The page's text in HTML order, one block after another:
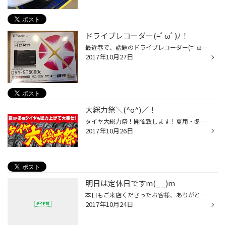
ドライブレコーダー(=ﾟωﾟ)ﾉ！
最近巷で、話題のドライブレコーダー(=ﾟωﾟ)ﾉ 玉川上水店も、入荷しました(=ﾟωﾟ)ﾉ！ ドラレコ(=ﾟωﾟ)ﾉ 写真、テカテカですが。汗 備えあれば、憂いなし。 と、言うことで いかがでしょうか？ 数に限りがございますので ご容赦下さい(=ﾟωﾟ)ﾉ！ #ドラレコ#ドライブレコーダー#タイヤ館
2017年10月27日
大総力祭＼(^o^)／！
タイヤ大総力祭！開催致します！夏用・冬用タイヤも総力を上げて大奉仕致します＼(^o^)／！ ブリザックから待望の新商品登場！ブリザックVRX２！あのブリザックVRXを超える氷上性能とドライ性能！ ちゃんと買い、してみませんか？？ セール期間は10月28日(土)～11/5日(日)まで！ この機会に是非＼(^...
2017年10月26日
明日は定休日ですm(_ _)m
本日もご来店くださったお客様、ありがとうございましたm(_ _)m 明日は当店、定休日となっております(^o^)/ 木曜日からまた元気に営業させていただきますの、宜しくお願い致します( ´ ▽ ` )
2017年10月24日